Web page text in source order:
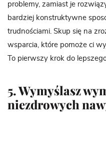
problemy, zamiast je
bardziej konstruktywne
trudnościami. Skup się na
wsparcia, które pomoże ci
To pierwszy krok do
5. Wymyślasz
niezdrowych